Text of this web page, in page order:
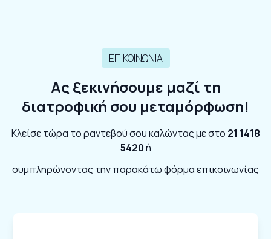
ΕΠΙΚΟΙΝΩΝΙΑ
Ας ξεκινήσουμε μαζί τη
διατροφική σου μεταμόρφωση!
Κλείσε τώρα το ραντεβού σου καλώντας με στο 21 1418
5420ή
συμπληρώνοντας την παρακάτω φόρμα επικοινωνίας